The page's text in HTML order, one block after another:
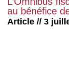
au bénéfice
Article // 3